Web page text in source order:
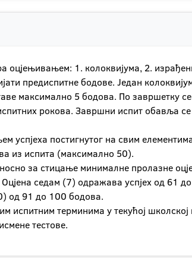
оцјењивањем: 1. колоквијума, 2.
предиспитне бодове. Један
максимално 5 бодова. По завршетку
рокова. Завршни испит обавља
успјеха постигнутог на свим
из испита (максимално 50).
за стицање минималне пролазне
седам (7) одражава успјех од 61
од 91 до 100 бодова.
испитним терминима у текућој
тестове.